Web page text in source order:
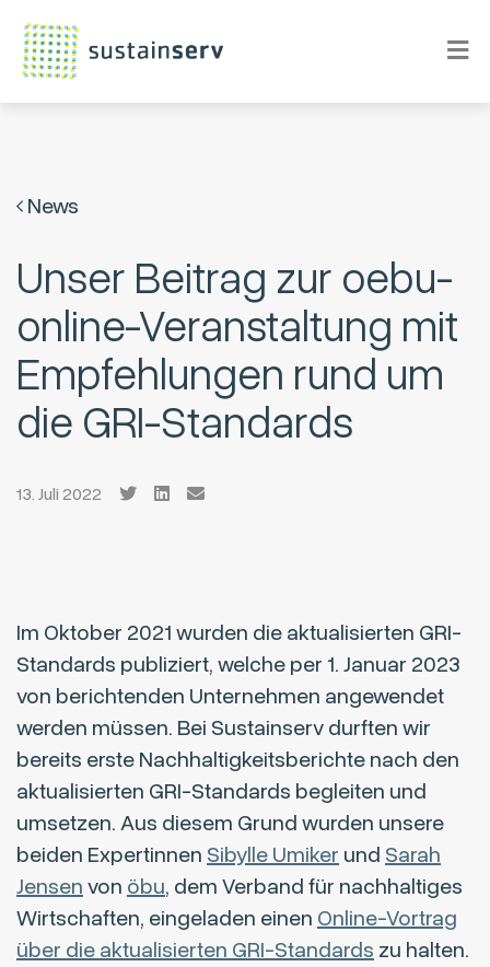
News
Unser Beitrag zur oebu-
online-Veranstaltung mit
Empfehlungen rund um
die GRI-Standards
13. Juli 2022
Im Oktober 2021 wurden die aktualisierten GRI-
Standards publiziert, welche per 1. Januar 2023
von berichtenden Unternehmen angewendet
werden müssen. Bei Sustainserv durften wir
bereits erste Nachhaltigkeitsberichte nach den
aktualisierten GRI-Standards begleiten und
umsetzen. Aus diesem Grund wurden unsere
beiden Expertinnen Sibylle Umiker und Sarah
Jensenvon öbu, dem Verband für nachhaltiges
Wirtschaften, eingeladen einen Online-Vortrag
über die aktualisierten GRI-Standards zu halten.